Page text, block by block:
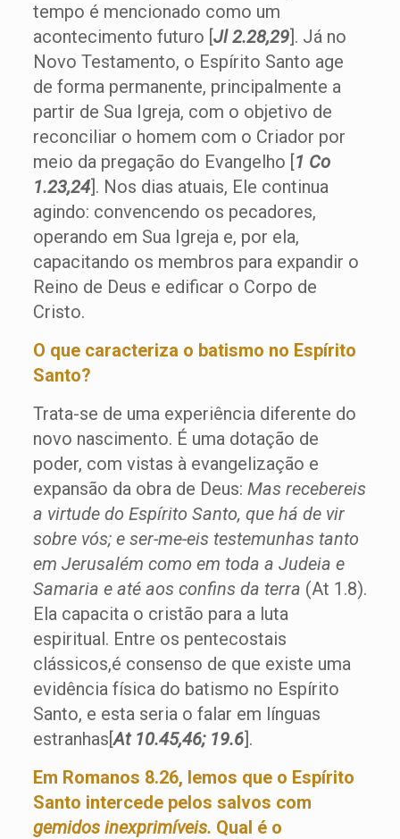
tempo é mencionado como um
acontecimento futuro [Jl 2.28,29]. Já no
Novo Testamento, o Espírito Santo age
de forma permanente, principalmente a
partir de Sua Igreja, com o objetivo de
reconciliar o homem com o Criador por
meio da pregação do Evangelho [1 Co
1.23,24]. Nos dias atuais, Ele continua
agindo: convencendo os pecadores,
operando em Sua Igreja e, por ela,
capacitando os membros para expandir o
Reino de Deus e edificar o Corpo de
Cristo.
O que caracteriza o batismo no Espírito
Santo?
Trata-se de uma experiência diferente do
novo nascimento. É uma dotação de
poder, com vistas à evangelização e
expansão da obra de Deus: Mas recebereis
a virtude do Espírito Santo, que há de vir
sobre vós; e ser-me-eis testemunhas tanto
em Jerusalém como em toda a Judeia e
Samaria e até aos confins da terra (At 1.8).
Ela capacita o cristão para a luta
espiritual. Entre os pentecostais
clássicos,é consenso de que existe uma
evidência física do batismo no Espírito
Santo, e esta seria o falar em línguas
estranhas[At 10.45,46; 19.6].
Em Romanos 8.26, lemos que o Espírito
Santo intercede pelos salvos com
gemidos inexprimíveis. Qual é o